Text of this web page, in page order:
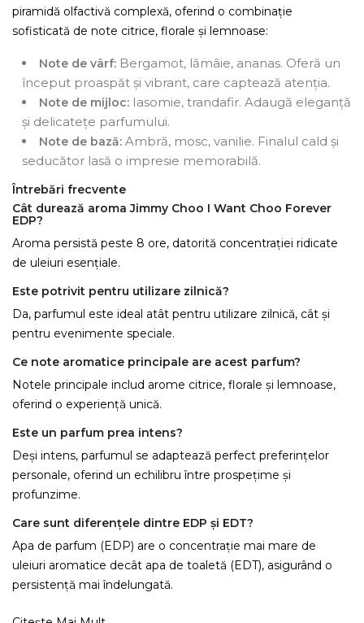
piramidă olfactivă complexă, oferind o combinație
sofisticată de note citrice, florale și lemnoase:
Note de vârf: Bergamot, lămâie, ananas. Oferă un
început proaspăt și vibrant, care captează atenția.
Note de mijloc: Iasomie, trandafir. Adaugă eleganță
și delicatețe parfumului.
Note de bază: Ambră, mosc, vanilie. Finalul cald și
seducător lasă o impresie memorabilă.
Întrebări frecvente
Cât durează aroma Jimmy Choo I Want Choo Forever
EDP?
Aroma persistă peste 8 ore, datorită concentrației ridicate
de uleiuri esențiale.
Este potrivit pentru utilizare zilnică?
Da, parfumul este ideal atât pentru utilizare zilnică, cât și
pentru evenimente speciale.
Ce note aromatice principale are acest parfum?
Notele principale includ arome citrice, florale și lemnoase,
oferind o experiență unică.
Este un parfum prea intens?
Deși intens, parfumul se adaptează perfect preferințelor
personale, oferind un echilibru între prospețime și
profunzime.
Care sunt diferențele dintre EDP și EDT?
Apa de parfum (EDP) are o concentrație mai mare de
uleiuri aromatice decât apa de toaletă (EDT), asigurând o
persistență mai îndelungată.